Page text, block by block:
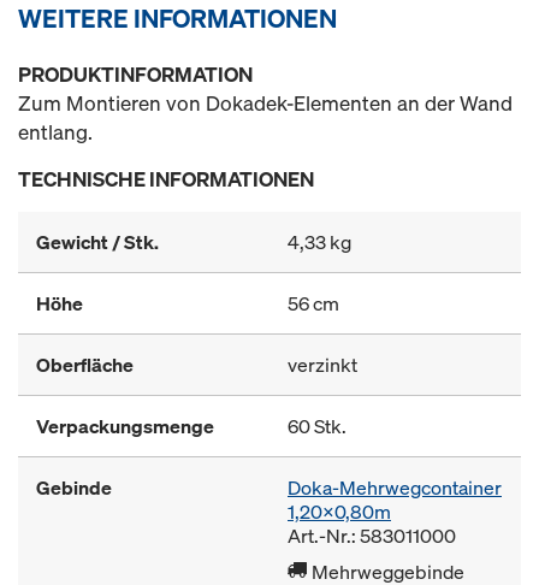
WEITERE INFORMATIONEN
PRODUKTINFORMATION
Zum Montieren von Dokadek-Elementen an der Wand
entlang.
TECHNISCHE INFORMATIONEN
Gewicht / Stk. 4,33 kg
Höhe 56 cm
Oberfläche verzinkt
Verpackungsmenge 60 Stk.
Gebinde
Doka-Mehrwegcontainer
1,20x0,80m
Art.-Nr.: 583011000
Mehrweggebinde